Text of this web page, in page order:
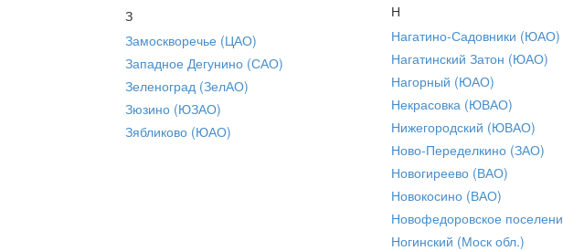
З
Замоскворечье (ЦАО)
Западное Дегунино (САО)
Зеленоград (ЗелАО)
Зюзино (ЮЗАО)
Зябликово (ЮАО)
Н
Нагатино-Садовники (ЮАО)
Нагатинский Затон (ЮАО)
Нагорный (ЮАО)
Некрасовка (ЮВАО)
Нижегородский (ЮВАО)
Ново-Переделкино (ЗАО)
Новогиреево (ВАО)
Новокосино (ВАО)
Новофедоровское
Ногинский (Моск обл.)